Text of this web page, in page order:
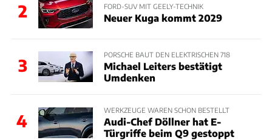
2 FORD-SUV MIT GEELY-TECHNIK
Neuer Kuga kommt 2029
3
PORSCHE BAUT DEN ELEKTRISCHEN 718
Michael Leiters bestätigt
Umdenken
4
WERKZEUGE WAREN SCHON BESTELLT
Audi-Chef Döllner hat E-
Türgriffe beim Q9 gestoppt